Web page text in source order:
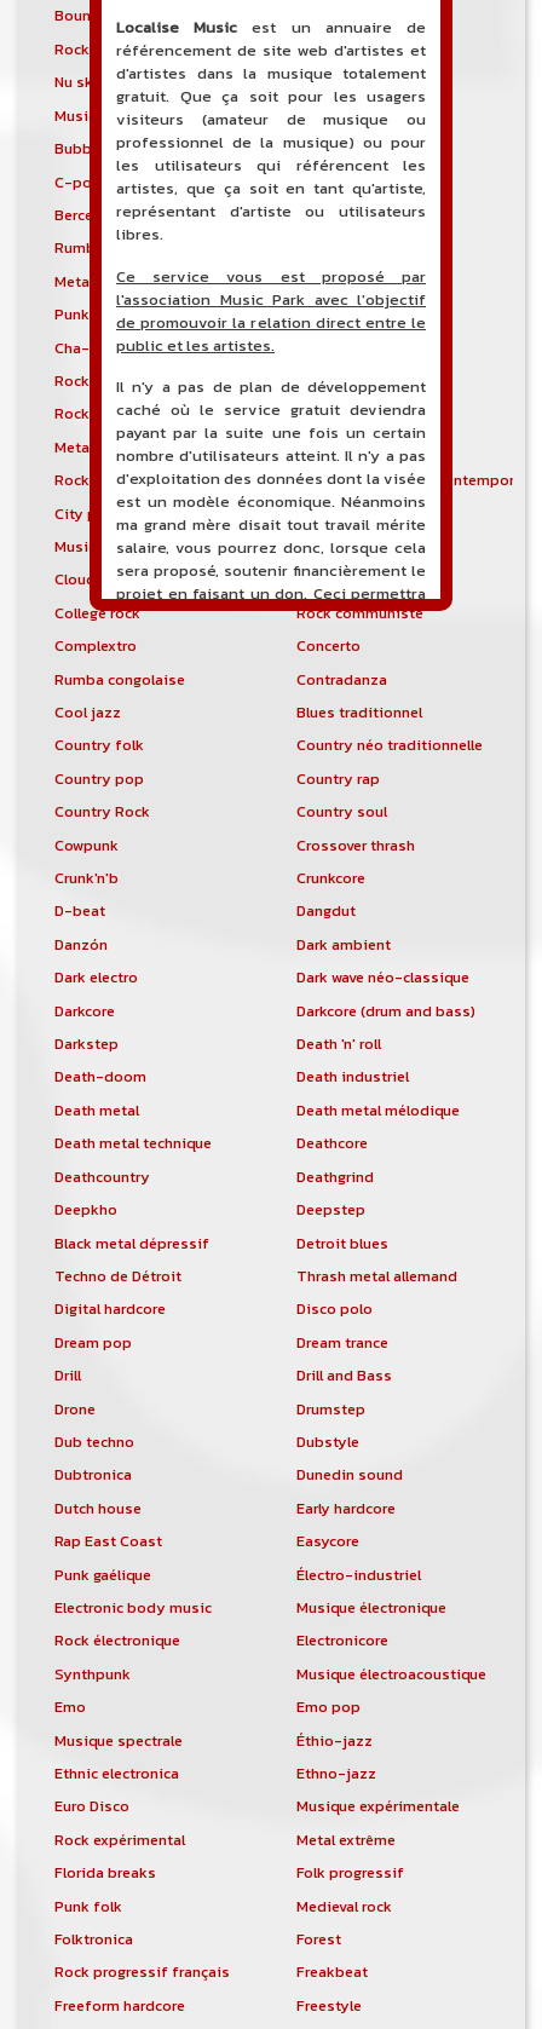
Bounce music
Rock brésilien
Breakbeat hardcore
Nu skool breaks
Breakstep
Musique bretonne
Brostep
Bubblegum dance
Bubblegum pop
C-pop
Musique cadienne
Berceuse
Cantopop
Rumba catalane
Metal celtique
Musique celtique
Punk celtique
Rock celtique
Cha-cha-cha
Rock chilien
Chillwave
Rock chinois
Chiptune
Metal chrétien
Punk chrétien
Rock chrétien
Musique chrétienne
City pop
Classic rag
Musique classique
Glitch
Cloud rap
Cold wave
College rock
Rock communiste
Complextro
Concerto
Rumba congolaise
Contradanza
Cool jazz
Blues traditionnel
Country folk
Country néo traditionnelle
Country pop
Country rap
Country Rock
Country soul
Cowpunk
Crossover thrash
Crunk'n'b
Crunkcore
D-beat
Dangdut
Danzón
Dark ambient
Dark electro
Dark wave néo-classique
Darkcore
Darkcore (drum and bass)
Darkstep
Death 'n' roll
Death-doom
Death industriel
Death metal
Death metal mélodique
Death metal technique
Deathcore
Deathcountry
Deathgrind
Deepkho
Deepstep
Black metal dépressif
Detroit blues
Techno de Détroit
Thrash metal allemand
Digital hardcore
Disco polo
Dream pop
Dream trance
Drill
Drill and Bass
Drone
Drumstep
Dub techno
Dubstyle
Dubtronica
Dunedin sound
Dutch house
Early hardcore
Rap East Coast
Easycore
Punk gaélique
Électro-industriel
Electronic body music
Musique électronique
Rock électronique
Electronicore
Synthpunk
Musique électroacoustique
Emo
Emo pop
Musique spectrale
Éthio-jazz
Ethnic electronica
Ethno-jazz
Euro Disco
Musique expérimentale
Rock expérimental
Metal extrême
Florida breaks
Folk progressif
Punk folk
Medieval rock
Folktronica
Forest
Rock progressif français
Freakbeat
Freeform hardcore
Freestyle
Localise Music est un annuaire de
référencement de site web d'artistes et
d'artistes dans la musique totalement
gratuit. Que ça soit pour les usagers
visiteurs (amateur de musique ou
professionnel de la musique) ou pour
les utilisateurs qui référencent les
artistes, que ça soit en tant qu'artiste,
représentant d'artiste ou utilisateurs
libres.
Ce service vous est proposé par
l'association Music Park avec l'objectif
de promouvoir la relation direct entre le
public et les artistes.
Il n'y a pas de plan de développement
caché où le service gratuit deviendra
payant par la suite une fois un certain
nombre d'utilisateurs atteint. Il n'y a pas
d'exploitation des données dont la visée
est un modèle économique. Néanmoins
ma grand mère disait tout travail mérite
salaire, vous pourrez donc, lorsque cela
sera proposé, soutenir financièrement le
projet en faisant un don. Ceci permettra
de financer l'hébergement, le nom de
domaine, les heures de maintenance et
une campagne de communication. Il va
de soit que l'ensemble de la
visible directement sur le site.
pour musicien vous est proposé sur le
site. Ce service permet, lorsque vous
orchestre, DJ, etc... de chercher un/des
musicen(s) ou un groupe, un orchestre,